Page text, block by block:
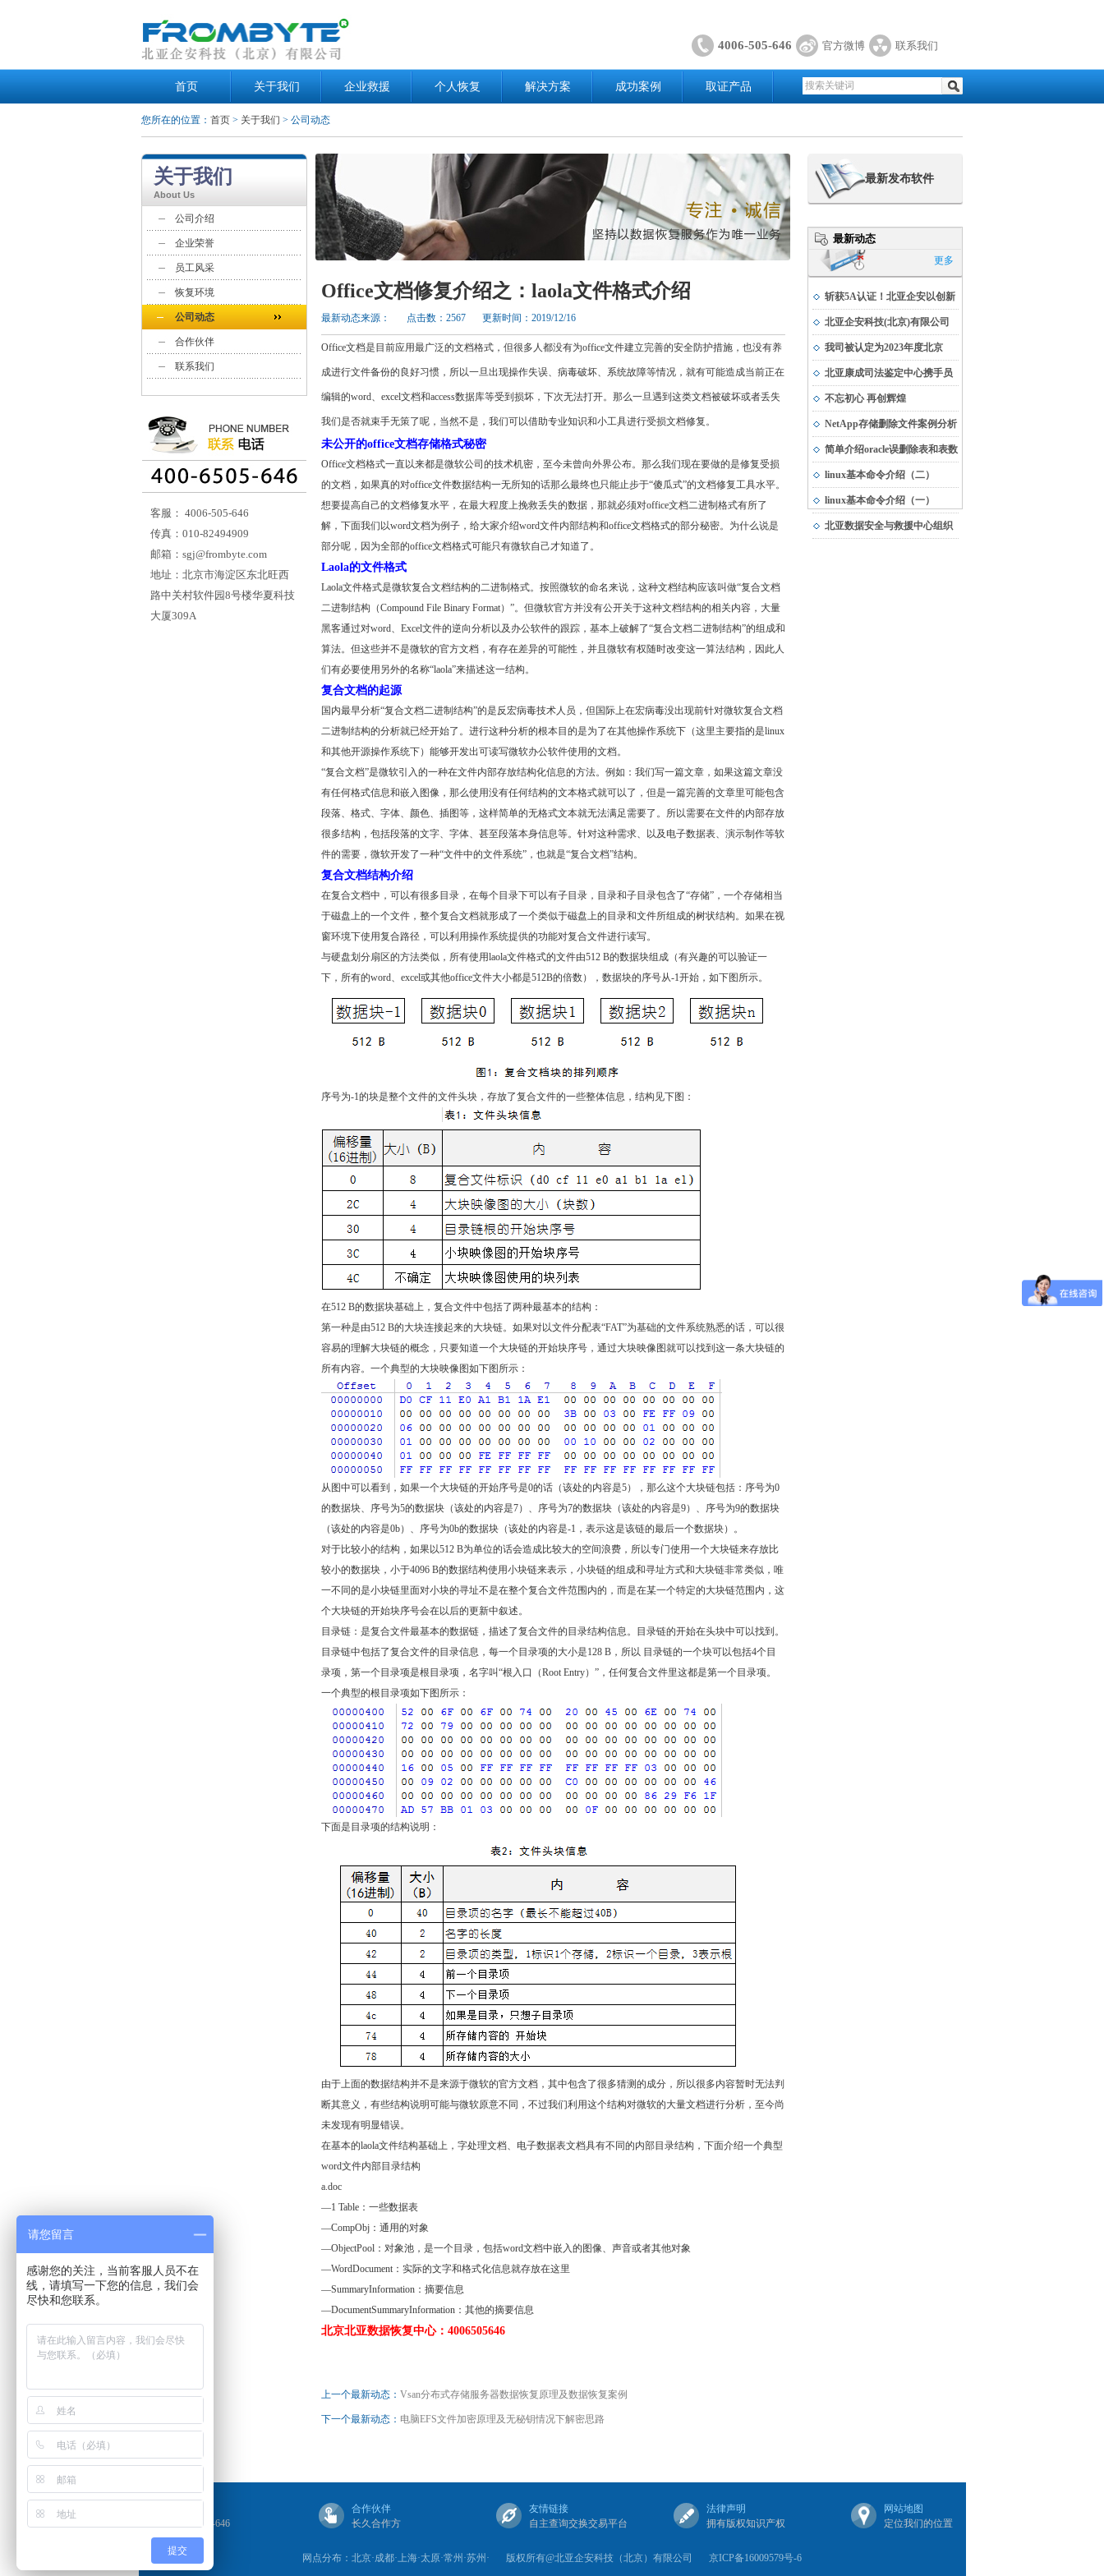
4006-505-646 官方微博 联系我们
首页 关于我们 企业救援 个人恢复 解决方案 成功案例 取证产品
您所在的位置： 首页 > 关于我们 > 公司动态
关于我们
About Us
公司介绍
企业荣誉
员工风采
恢复环境
公司动态
合作伙伴
联系我们
客服： 4006-505-646
传真：010-82494909
邮箱：sgj@frombyte.com
地址：北京市海淀区东北旺西
路中关村软件园8号楼华夏科技
大厦309A
Office文档修复介绍之：laola文件格式介绍
最新动态来源： 点击数：2567 更新时间：2019/12/16
Office文档是目前应用最广泛的文档格式，但很多人都没有为office文件建立完善的安全防护措施，也没有养
成进行文件备份的良好习惯，所以一旦出现操作失误、病毒破坏、系统故障等情况，就有可能造成当前正在
编辑的word、excel文档和access数据库等受到损坏，下次无法打开。那么一旦遇到这类文档被破坏或者丢失
我们是否就束手无策了呢，当然不是，我们可以借助专业知识和小工具进行受损文档修复。
未公开的office文档存储格式秘密
Office文档格式一直以来都是微软公司的技术机密，至今未曾向外界公布。那么我们现在要做的是修复受损
的文档，如果真的对office文件数据结构一无所知的话那么最终也只能止步于“傻瓜式”的文档修复工具水平。
想要提高自己的文档修复水平，在最大程度上挽救丢失的数据，那就必须对office文档二进制格式有所了
解，下面我们以word文档为例子，给大家介绍word文件内部结构和office文档格式的部分秘密。为什么说是
部分呢，因为全部的office文档格式可能只有微软自己才知道了。
Laola的文件格式
Laola文件格式是微软复合文档结构的二进制格式。按照微软的命名来说，这种文档结构应该叫做“复合文档
二进制结构（Compound File Binary Format）”。但微软官方并没有公开关于这种文档结构的相关内容，大量
黑客通过对word、Excel文件的逆向分析以及办公软件的跟踪，基本上破解了“复合文档二进制结构”的组成和
算法。但这些并不是微软的官方文档，有存在差异的可能性，并且微软有权随时改变这一算法结构，因此人
们有必要使用另外的名称“laola”来描述这一结构。
复合文档的起源
国内最早分析“复合文档二进制结构”的是反宏病毒技术人员，但国际上在宏病毒没出现前针对微软复合文档
二进制结构的分析就已经开始了。进行这种分析的根本目的是为了在其他操作系统下（这里主要指的是linux
和其他开源操作系统下）能够开发出可读写微软办公软件使用的文档。
“复合文档”是微软引入的一种在文件内部存放结构化信息的方法。例如：我们写一篇文章，如果这篇文章没
有任何格式信息和嵌入图像，那么使用没有任何结构的文本格式就可以了，但是一篇完善的文章里可能包含
段落、格式、字体、颜色、插图等，这样简单的无格式文本就无法满足需要了。所以需要在文件的内部存放
很多结构，包括段落的文字、字体、甚至段落本身信息等。针对这种需求、以及电子数据表、演示制作等软
件的需要，微软开发了一种“文件中的文件系统”，也就是“复合文档”结构。
复合文档结构介绍
在复合文档中，可以有很多目录，在每个目录下可以有子目录，目录和子目录包含了“存储”，一个存储相当
于磁盘上的一个文件，整个复合文档就形成了一个类似于磁盘上的目录和文件所组成的树状结构。如果在视
窗环境下使用复合路径，可以利用操作系统提供的功能对复合文件进行读写。
与硬盘划分扇区的方法类似，所有使用laola文件格式的文件由512 B的数据块组成（有兴趣的可以验证一
下，所有的word、excel或其他office文件大小都是512B的倍数），数据块的序号从-1开始，如下图所示。
序号为-1的块是整个文件的文件头块，存放了复合文件的一些整体信息，结构见下图：
在512 B的数据块基础上，复合文件中包括了两种最基本的结构：
第一种是由512 B的大块连接起来的大块链。如果对以文件分配表“FAT”为基础的文件系统熟悉的话，可以很
容易的理解大块链的概念，只要知道一个大块链的开始块序号，通过大块映像图就可以找到这一条大块链的
所有内容。一个典型的大块映像图如下图所示：
从图中可以看到，如果一个大块链的开始序号是0的话（该处的内容是5），那么这个大块链包括：序号为0
的数据块、序号为5的数据块（该处的内容是7）、序号为7的数据块（该处的内容是9）、序号为9的数据块
（该处的内容是0b）、序号为0b的数据块（该处的内容是-1，表示这是该链的最后一个数据块）。
对于比较小的结构，如果以512 B为单位的话会造成比较大的空间浪费，所以专门使用一个大块链来存放比
较小的数据块，小于4096 B的数据结构使用小块链来表示，小块链的组成和寻址方式和大块链非常类似，唯
一不同的是小块链里面对小块的寻址不是在整个复合文件范围内的，而是在某一个特定的大块链范围内，这
个大块链的开始块序号会在以后的更新中叙述。
目录链：是复合文件最基本的数据链，描述了复合文件的目录结构信息。目录链的开始在头块中可以找到。
目录链中包括了复合文件的目录信息，每一个目录项的大小是128 B，所以 目录链的一个块可以包括4个目
录项，第一个目录项是根目录项，名字叫“根入口（Root Entry）”，任何复合文件里这都是第一个目录项。
一个典型的根目录项如下图所示：
下面是目录项的结构说明：
由于上面的数据结构并不是来源于微软的官方文档，其中包含了很多猜测的成分，所以很多内容暂时无法判
断其意义，有些结构说明可能与微软原意不同，不过我们利用这个结构对微软的大量文档进行分析，至今尚
未发现有明显错误。
在基本的laola文件结构基础上，字处理文档、电子数据表文档具有不同的内部目录结构，下面介绍一个典型
word文件内部目录结构
a.doc
—1 Table：一些数据表
—CompObj：通用的对象
—ObjectPool：对象池，是一个目录，包括word文档中嵌入的图像、声音或者其他对象
—WordDocument：实际的文字和格式化信息就存放在这里
—SummaryInformation：摘要信息
—DocumentSummaryInformation：其他的摘要信息
北京北亚数据恢复中心：4006505646
上一个最新动态： Vsan分布式存储服务器数据恢复原理及数据恢复案例
下一个最新动态： 电脑EFS文件加密原理及无秘钥情况下解密思路
最新发布软件
最新动态
更多
斩获5A认证！北亚企安以创新
实力书写科技发展新篇
北亚企安科技(北京)有限公司
荣获公安部科学技术奖
我司被认定为2023年度北京
市“专精特新”中小企业
北亚康成司法鉴定中心携手员
工，与受灾地区共渡难关
不忘初心 再创辉煌
NetApp存储删除文件案例分析
简单介绍oracle误删除表和表数
据的恢复方法
linux基本命令介绍（二）
linux基本命令介绍（一）
北亚数据安全与救援中心组织
4006-505-646
合作伙伴
长久合作方
友情链接
自主查询交换交易平台
法律声明
拥有版权知识产权
网站地图
定位我们的位置
网点分布：北京·成都·上海·太原·常州·苏州· 版权所有@北亚企安科技（北京）有限公司 京ICP备16009579号-6
请您留言
感谢您的关注，当前客服人员不在
线，请填写一下您的信息，我们会
尽快和您联系。
提交